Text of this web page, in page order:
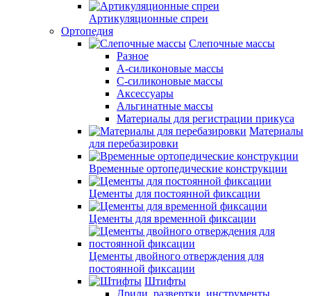
Артикуляционные спреи
Ортопедия
Слепочные массы
Разное
А-силиконовые массы
С-силиконовые массы
Аксессуары
Альгинатные массы
Материалы для регистрации прикуса
Материалы
для перебазировки
Временные ортопедические конструкции
Цементы для постоянной фиксации
Цементы для временной фиксации
Цементы двойного отверждения для
постоянной фиксации
Штифты
Дрили, развертки, инструменты